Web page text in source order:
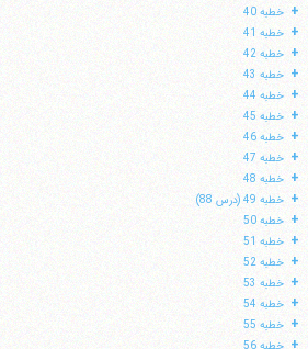
+ خطبه 40
+ خطبه 41
+ خطبه 42
+ خطبه 43
+ خطبه 44
+ خطبه 45
+ خطبه 46
+ خطبه 47
+ خطبه 48
+ خطبه 49 (درس 88)
+ خطبه 50
+ خطبه 51
+ خطبه 52
+ خطبه 53
+ خطبه 54
+ خطبه 55